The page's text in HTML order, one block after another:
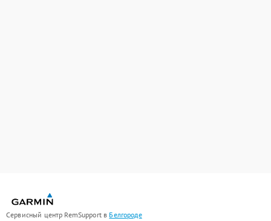
Сервисный центр RemSupport в Белгороде